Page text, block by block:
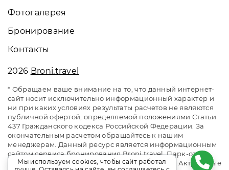
Фотогалерея
Бронирование
Контакты
2026 Broni.travel
* Обращаем ваше внимание на то, что данный интернет-
сайт носит исключительно информационный характер и
ни при каких условиях результаты расчетов не являются
публичной офертой, определяемой положениями Статьи
437 Гражданского кодекса Российской Федерации. За
окончательным расчетом обращайтесь к нашим
менеджерам. Данный ресурс является информационным
сайтом сервиса бронирования Broni.travel. Парк-отель
«Небуг». Сайт онлайн бронирования номеров. Актуальные
Мы используем cookies, чтобы сайт работал